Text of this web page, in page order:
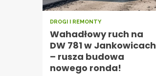
DROGI I REMONTY
Wahadłowy ruch na
DW 781 w Jankowicach
– rusza budowa
nowego ronda!